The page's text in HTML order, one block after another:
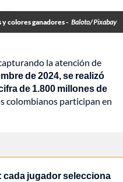
colores ganadores - Baloto/ Pixabay
la atención de
de 2024, se realizó
de 1.800 millones de
colombianos participan en
cada jugador selecciona